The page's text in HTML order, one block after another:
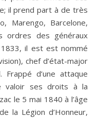
il prend part à de très
Marengo, Barcelone,
ordres des généraux
il est est nommé
chef d’état-major
d’une attaque
valoir ses droits à la
le 5 mai 1840 à l’âge
la Légion d’Honneur,